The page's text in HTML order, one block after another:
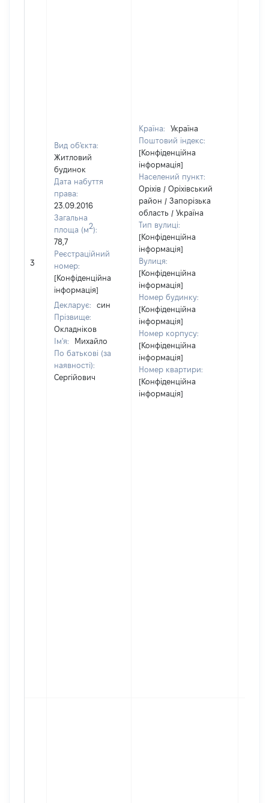
3
Вид об'єкта:
Житловий
будинок
Дата набуття
права:
23.09.2016
Загальна
площа (м2):
78,7
Реєстраційний
номер:
[Конфіденційна
інформація]
Декларує:
син
Прізвище:
Окладніков
Ім'я:
Михайло
По батькові (за
наявності):
Сергійович
Країна:
Україна
Поштовий індекс:
[Конфіденційна
інформація]
Населений пункт:
Оріхів / Оріхівський
район / Запорізька
область / Україна
Тип вулиці:
[Конфіденційна
інформація]
Вулиця:
[Конфіденційна
інформація]
Номер будинку:
[Конфіденційна
інформація]
Номер корпусу:
[Конфіденційна
інформація]
Номер квартири:
[Конфіденційна
інформація]